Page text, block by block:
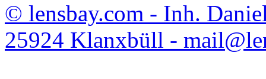
© lensbay.com - Inh.
25924 Klanxbüll -